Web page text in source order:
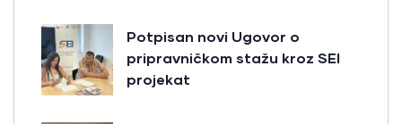
Potpisan novi Ugovor o
pripravničkom stažu kroz SEI
projekat